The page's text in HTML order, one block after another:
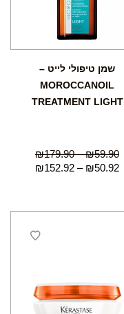
שמן טיפולי לייט –
MOROCCANOIL
TREATMENT LIGHT
₪59.90
–
₪179.90
₪50.92
–
₪152.92